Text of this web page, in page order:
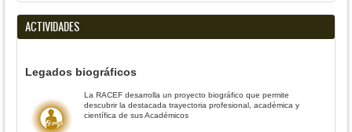
ACTIVIDADES
Legados biográficos
La RACEF desarrolla un proyecto biográfico que permite
descubrir la destacada trayectoria profesional, académica y
científica de sus Académicos